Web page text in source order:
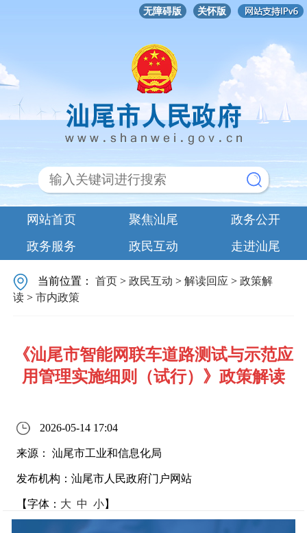
无障碍版 关怀版
网站首页 聚焦汕尾
政务公开
政务服务
政民互动 走进汕尾
当前位置：首页 >政民互动 >解读回应 >政策解
读 >市内政策
《汕尾市智能网联车道路测试与示范应
用管理实施细则（试行）》政策解读
2026-05-14 17:04
来源： 汕尾市工业和信息化局
发布机构：汕尾市人民政府门户网站
【字体： 大 中 小】